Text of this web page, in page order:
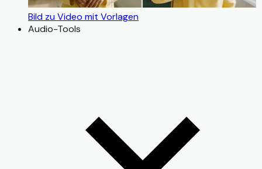
Bild zu Video mit Vorlagen
Audio-Tools